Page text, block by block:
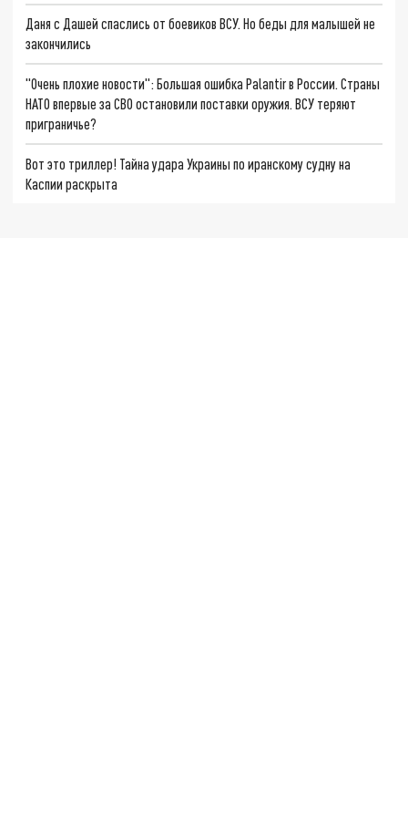
Даня с Дашей спаслись от боевиков ВСУ. Но беды для малышей не
закончились
"Очень плохие новости": Большая ошибка Palantir в России. Страны
НАТО впервые за СВО остановили поставки оружия. ВСУ теряют
приграничье?
Вот это триллер! Тайна удара Украины по иранскому судну на
Каспии раскрыта